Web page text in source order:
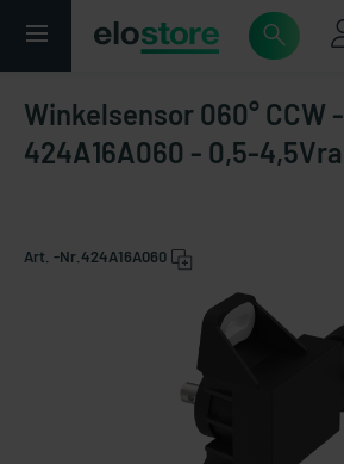
Winkelsensor 060° CCW -
424A16A060 - 0,5-4,5Vra
Art. -Nr. 424A16A060